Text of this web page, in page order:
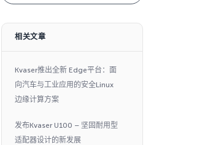
相关文章
Kvaser推出全新 Edge平台：面
向汽车与工业应用的安全Linux
边缘计算方案
发布Kvaser U100 – 坚固耐用型
适配器设计的新发展